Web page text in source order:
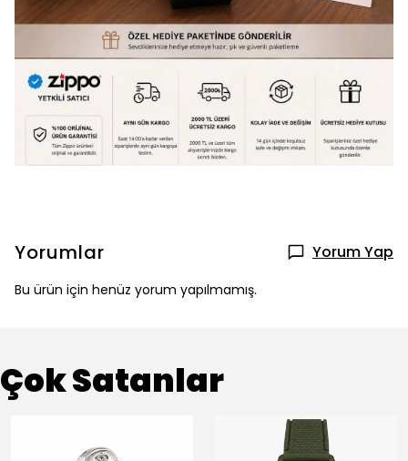
Yorumlar Yorum Yap
Bu ürün için henüz yorum yapılmamış.
Çok Satanlar